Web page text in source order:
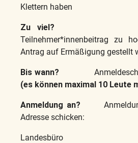
Klettern haben
Zu
Teilnehmer*innenbeitrag zu
Antrag auf Ermäßigung gestellt
Bis wann?
(es können maximal 10 Leute
Anmeldung an?
Adresse schicken:
Landesbüro